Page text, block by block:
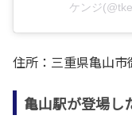
ケンジ
住所：三重県亀山市
亀山駅が登場し